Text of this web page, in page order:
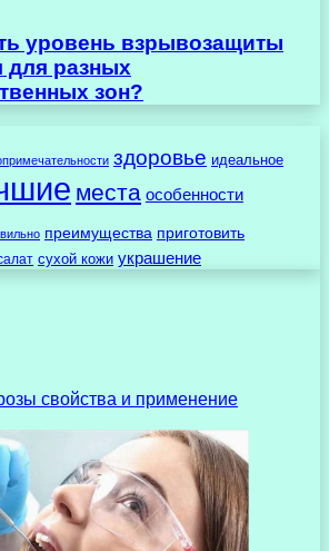
уровень взрывозащиты
для разных
зон?
здоровье идеальное
места особенности
преимущества приготовить
сухой кожи украшение